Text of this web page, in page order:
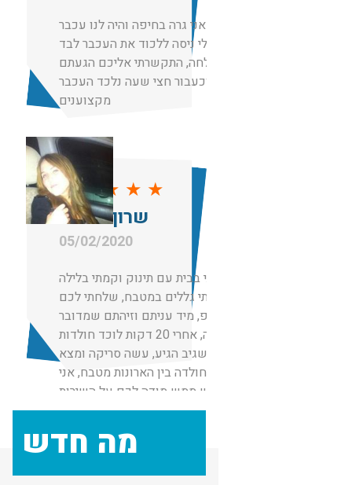
תותחים! אני גרה בחיפה והיה לנו עכבר
בבית, בעלי ניסה ללכוד את העכבר לבד
ללא הצלחה, התקשרתי אליכם הגעתם
מקצוענים
★★★ ★ ★
שרון סויסה
05/02/2020
הייתי בבית עם תינוק וקמתי בלילה
וראיתי גללים במטבח, שלחתי לכם
ווצאפ, מיד עניתם וזיהתם שמדובר
בחולדה, אחרי 20 דקות לוכד חולדות
בשם שגיב הגיע, עשה סריקה ומצא
את החולדה בין הארונות מטבח, אני
ממש ממש מודה לכם על השירות
והזמינות.
אנשים ישרים גם לא גבו מחיר מופרז
כמו אחרים שהציעו לי מחירים לא
מה חדש